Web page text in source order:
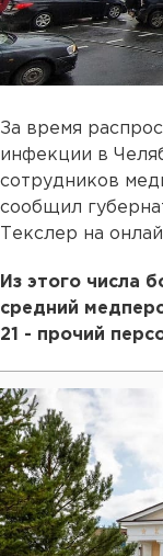
За время
инфекции в
сотрудников
сообщил
Текслер на
Из этого числа
средний
21 - прочий